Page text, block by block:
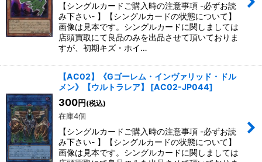
【シングルカードご購入時の注意事項 -必ずお読
み下さい- 】【シングルカードの状態について】
画像は見本です。シングルカードに関しましては
店頭買取にて良品のみを出品させて頂いておりま
すが、初期キズ・ホイ…
【AC02】《Gゴーレム・インヴァリッド・ドル
メン》【ウルトラレア】
[AC02-JP044]
300円 (税込)
在庫4個
【シングルカードご購入時の注意事項 -必ずお読
み下さい- 】【シングルカードの状態について】
画像は見本です。シングルカードに関しましては